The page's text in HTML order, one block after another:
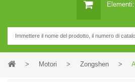
> Motori > Zongshen >